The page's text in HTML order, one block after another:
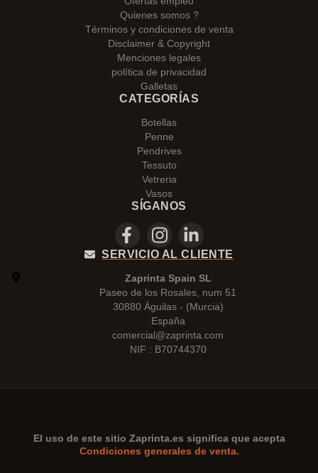
Quienes somos ?
Términos y condiciones de venta
Disclaimer & Copyright
Menciones legales
política de privacidad
Galletas
CATEGORÍAS
Botellas
Penne
Pendrives
Tessuto
Vetreria
Vasos
SÍGANOS
SERVICIO AL CLIENTE
Zaprinta Spain SL
Paseo de los Rosales, num 51
30880 Águilas - (Murcia)
España
comercial@zaprinta.com
NIF : B70744370
El uso de este sitio Zaprinta.es significa que acepta
Condiciones generales de venta.